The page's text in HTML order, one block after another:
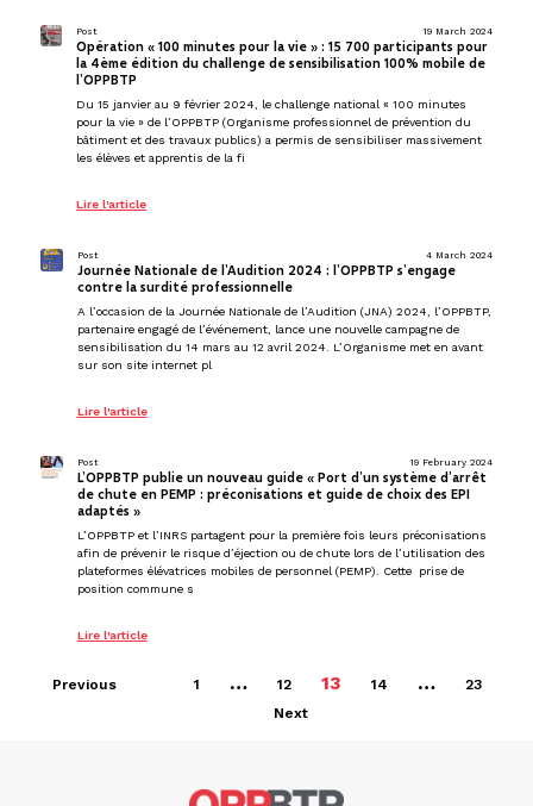
Post 19 March 2024
Opération « 100 minutes pour la vie » : 15 700 participants pour
la 4ème édition du challenge de sensibilisation 100% mobile de
l’OPPBTP
Du 15 janvier au 9 février 2024, le challenge national « 100 minutes
pour la vie » de l’OPPBTP (Organisme professionnel de prévention du
bâtiment et des travaux publics) a permis de sensibiliser massivement
les élèves et apprentis de la fi
Lire l'article
Post 4 March 2024
Journée Nationale de l’Audition 2024 : l’OPPBTP s’engage
contre la surdité professionnelle
A l’occasion de la Journée Nationale de l’Audition (JNA) 2024, l’OPPBTP,
partenaire engagé de l’événement, lance une nouvelle campagne de
sensibilisation du 14 mars au 12 avril 2024. L’Organisme met en avant
sur son site internet pl
Lire l'article
Post 19 February 2024
L’OPPBTP publie un nouveau guide « Port d’un système d’arrêt
de chute en PEMP : préconisations et guide de choix des EPI
adaptés »
L’OPPBTP et l’INRS partagent pour la première fois leurs préconisations
afin de prévenir le risque d’éjection ou de chute lors de l’utilisation des
plateformes élévatrices mobiles de personnel (PEMP). Cette prise de
position commune s
Lire l'article
Previous 1 … 12 13 14 …
23
Next